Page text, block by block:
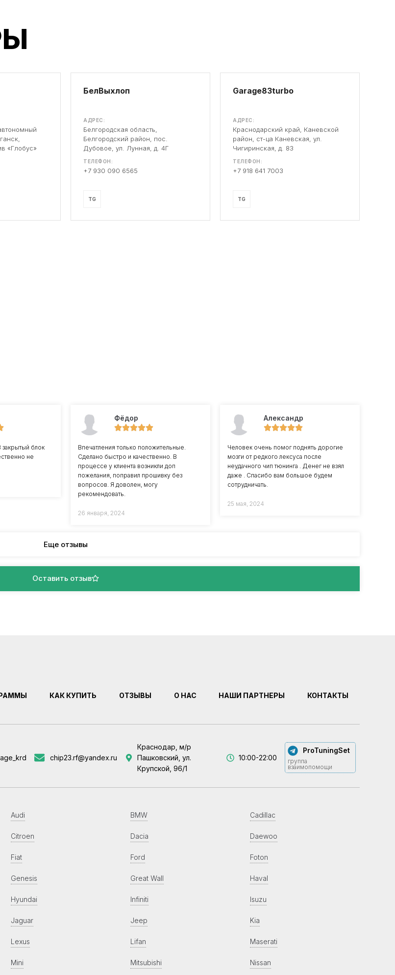
«Глобус»
БелВыхлоп
АДРЕС:
Белгородская область,
Белгородский район, пос.
Дубовое, ул. Лунная, д. 4Г
ТЕЛЕФОН:
+7 930 090 6565
TG
Garage83turbo
АДРЕС:
Краснодарский край, Каневской
район, ст-ца Каневская, ул.
Чигиринская, д. 83
ТЕЛЕФОН:
+7 918 641 7003
TG
закрытый блок
не
Фёдор
Впечатления только положительные.
Сделано быстро и качественно. В
процессе у клиента возникли доп
пожелания, поправил прошивку без
вопросов. Я доволен, могу
рекомендовать.
26 января, 2024
Александр
Человек очень помог поднять дорогие
мозги от редкого лексуса после
неудачного чип тюнинга . Денег не взял
даже . Спасибо вам большое будем
сотрудничать.
25 мая, 2024
Еще отзывы
Оставить отзыв
КАК КУПИТЬ ОТЗЫВЫ О НАС НАШИ ПАРТНЕРЫ КОНТАКТЫ
chip23.rf@yandex.ru
Краснодар, м/р
Пашковский, ул.
Крупской, 96/1
10:00-22:00
ProTuningSet
группа
взаимопомощи
Audi BMW Cadillac
Citroen Dacia Daewoo
Fiat Ford Foton
Genesis Great Wall Haval
Hyundai Infiniti Isuzu
Jaguar Jeep Kia
Lexus Lifan Maserati
Mini Mitsubishi Nissan